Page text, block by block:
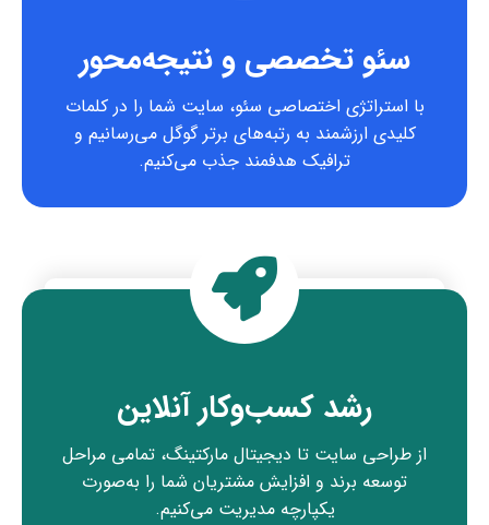
سئو تخصصی و نتیجه‌محور
با استراتژی اختصاصی سئو، سایت شما را در کلمات
کلیدی ارزشمند به رتبه‌های برتر گوگل می‌رسانیم و
ترافیک هدفمند جذب می‌کنیم.
رشد کسب‌وکار آنلاین
از طراحی سایت تا دیجیتال مارکتینگ، تمامی مراحل
توسعه برند و افزایش مشتریان شما را به‌صورت
یکپارچه مدیریت می‌کنیم.